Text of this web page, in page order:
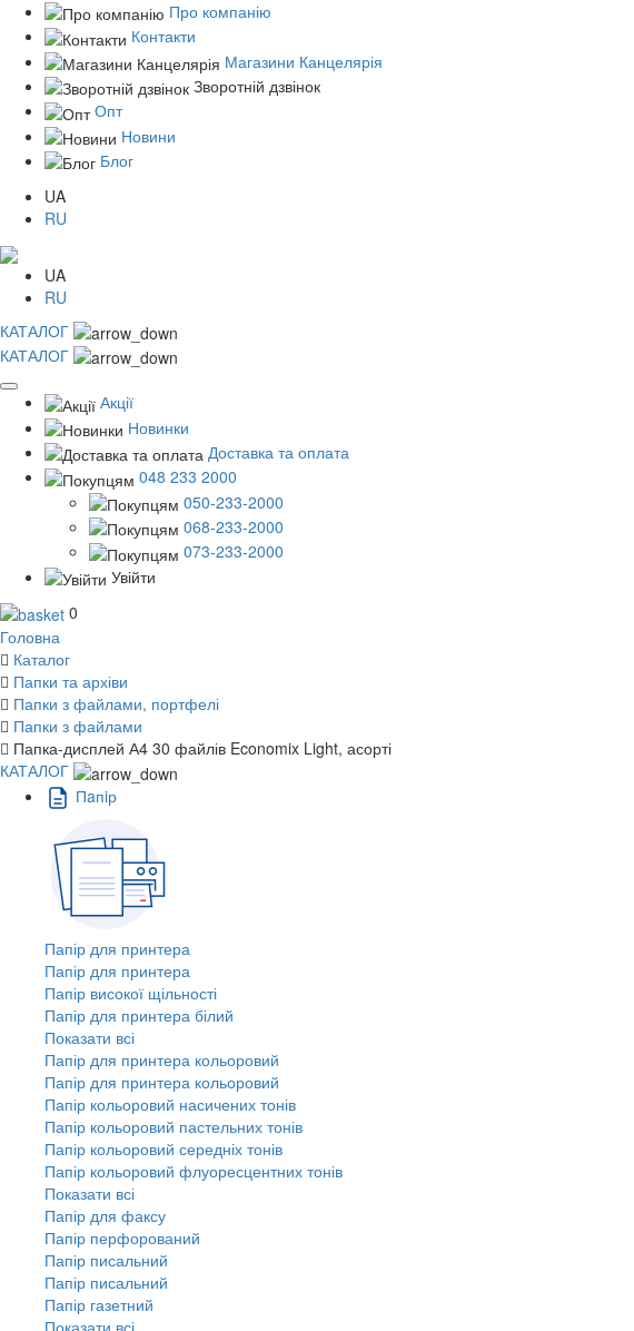
Про компанію
Контакти
Магазини Канцелярія
Зворотній дзвінок
Опт
Новини
Блог
UA
RU
UA
RU
КАТАЛОГ
КАТАЛОГ
Акції
Новинки
Доставка та оплата
048 233 2000
050-233-2000
068-233-2000
073-233-2000
Увійти
0
Головна
Каталог
Папки та архіви
Папки з файлами, портфелі
Папки з файлами
Папка-дисплей А4 30 файлів Economix Light, асорті
КАТАЛОГ
Пaпiр
Папір для принтера
Папір для принтера
Папір високої щільності
Папір для принтера білий
Показати всі
Папір для принтера кольоровий
Папір для принтера кольоровий
Папір кольоровий насичених тонів
Папір кольоровий пастельних тонів
Папір кольоровий середніх тонів
Папір кольоровий флуоресцентних тонів
Показати всі
Папір для факсу
Папір перфорований
Папір писальний
Папір писальний
Папір газетний
Показати всі